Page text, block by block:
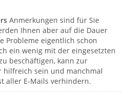
Anmerkungen sind für Sie
Ihnen aber auf die Dauer
Probleme eigentlich schon
ein wenig mit der eingesetzten
beschäftigen, kann zur
hilfreich sein und manchmal
aller E-Mails verhindern.